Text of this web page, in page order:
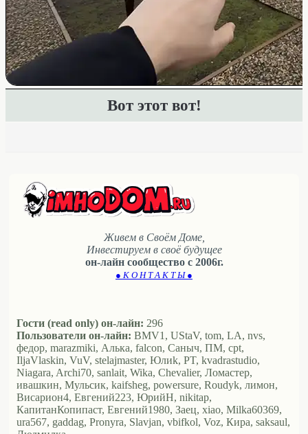
Вот этот вот!
Живем в Своём Доме,
Инвестируем в своё будущее
он-лайн сообщество с 2006г.
● К О Н Т А К Т Ы ●
Гости (read only) он-лайн: 296
Пользователи он-лайн: BMV1, UStaV, tom, LA, nvs,
федор, marazmiki, Алька, falcon, Саныч, ПМ, cpt,
IljaVlaskin, VuV, stelajmaster, Юлиk, PT, kvadrastudio,
Niagara, Archi70, sanlait, Wika, Chevalier, Ломастер,
ивашкин, Мульсик, kaifsheg, powersure, Roudyk, лимон,
Висариoн4, Евгений223, ЮрийН, nikitap,
КапитанКопипаст, Евгений1980, Заец, xiao, Milka60369,
ura567, gaddag, Pronyra, Slavjan, vbifkol, Voz, Кира, saksaul,